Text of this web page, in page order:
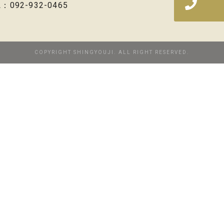
：092-932-0465
COPYRIGHT SHINGYOUJI. ALL RIGHT RESERVED.